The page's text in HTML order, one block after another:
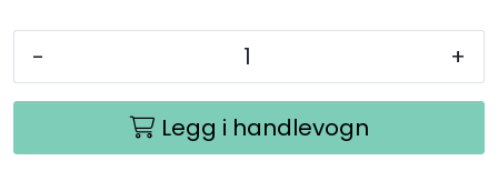
- +
Legg i handlevogn